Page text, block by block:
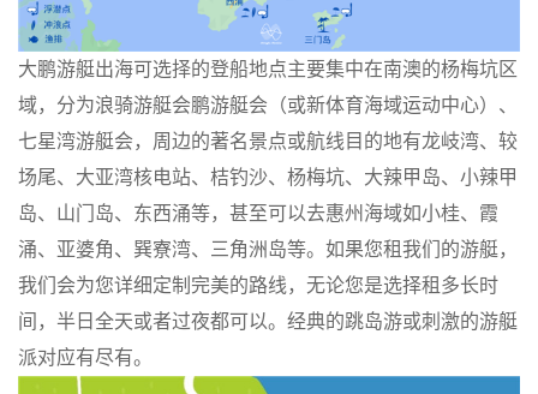
大鹏游艇出海可选择的登船地点主要集中在南澳的杨梅坑区
域，分为浪骑游艇会鹏游艇会（或新体育海域运动中心）、
七星湾游艇会，周边的著名景点或航线目的地有龙岐湾、较
场尾、大亚湾核电站、桔钓沙、杨梅坑、大辣甲岛、小辣甲
岛、山门岛、东西涌等，甚至可以去惠州海域如小桂、霞
涌、亚婆角、巽寮湾、三角洲岛等。如果您租我们的游艇，
我们会为您详细定制完美的路线，无论您是选择租多长时
间，半日全天或者过夜都可以。经典的跳岛游或刺激的游艇
派对应有尽有。